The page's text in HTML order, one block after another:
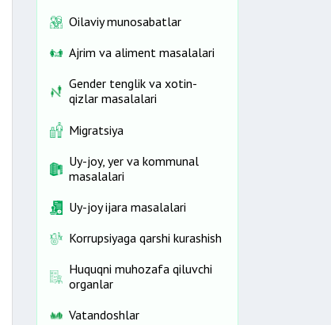
Oilaviy munosabatlar
Ajrim va aliment masalalari
Gender tenglik va xotin-
qizlar masalalari
Migratsiya
Uy-joy, yer va kommunal
masalalari
Uy-joy ijara masalalari
Korrupsiyaga qarshi kurashish
Huquqni muhozafa qiluvchi
organlar
Vatandoshlar